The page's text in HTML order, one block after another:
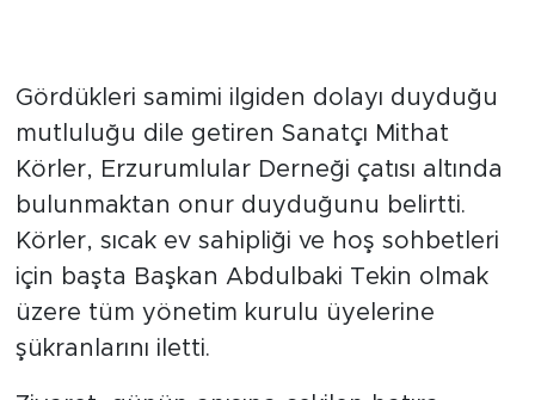
Mithat Körler'den Teşekkür
Gördükleri samimi ilgiden dolayı duyduğu
mutluluğu dile getiren Sanatçı Mithat
Körler, Erzurumlular Derneği çatısı altında
bulunmaktan onur duyduğunu belirtti.
Körler, sıcak ev sahipliği ve hoş sohbetleri
için başta Başkan Abdulbaki Tekin olmak
üzere tüm yönetim kurulu üyelerine